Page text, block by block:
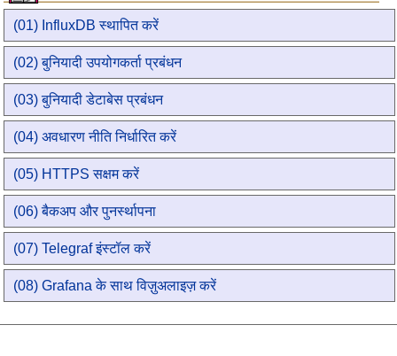
(01) InfluxDB स्थापित करें
(02) बुनियादी उपयोगकर्ता प्रबंधन
(03) बुनियादी डेटाबेस प्रबंधन
(04) अवधारण नीति निर्धारित करें
(05) HTTPS सक्षम करें
(06) बैकअप और पुनर्स्थापना
(07) Telegraf इंस्टॉल करें
(08) Grafana के साथ विज़ुअलाइज़ करें